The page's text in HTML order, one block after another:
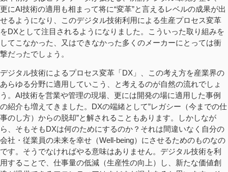
更にAI技術の適用も相まって将に“変革”と言えるレベルの成果が出
せるようになり、このデジタル技術利用による生産プロセス変革
をDXとして注目されるようになりました。こういった取り組みを
してこなかった、又はできなかった多くのメーカーにとっては衝
撃だったでしょう。
デジタル技術によるプロセス変革「DX」、この考え方を産業界の
あらゆる分野に適用していこう、と考えるのが自然の流れでしょ
う。AI技術を営業や管理の現場、更には開発の場に適用した事例
の紹介も増えてきました。DXの端緒として”レガシー（今までの仕
事のし方）からの脱却”と解されることもあります。しかしなが
ら、そもそもDXは何のためにするのか？それは間違いなく自分の
会社・従業員の未来を幸せ（Well-being）にさせるためのものなの
です。そうでなければやる意味はありません。デジタル技術を利
用することで、仕事量の低減（生産性の向上）し、新たな価値創